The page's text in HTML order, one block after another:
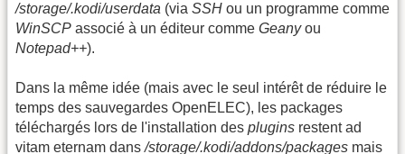
/storage/.kodi/userdata (via SSH ou un programme comme
WinSCP associé à un éditeur comme Geanyou
Notepad++).
Dans la même idée (mais avec le seul intérêt de réduire le
temps des sauvegardes OpenELEC), les packages
téléchargés lors de l'installation des plugins restent ad
vitam eternam dans/storage/.kodi/addons/packages mais